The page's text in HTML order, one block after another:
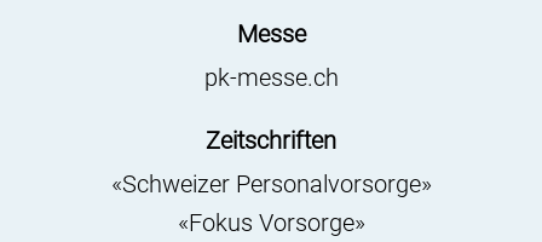
Messe
pk-messe.ch
Zeitschriften
«Schweizer Personalvorsorge»
«Fokus Vorsorge»